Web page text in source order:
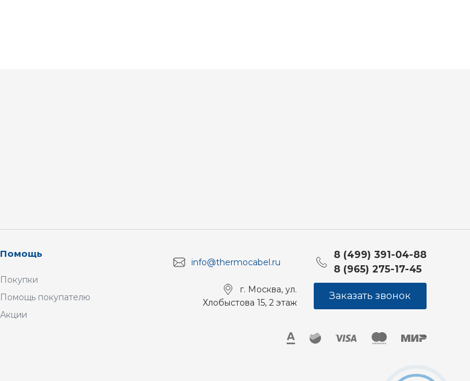
Помощь
Покупки
Помощь покупателю
Акции
info@thermocabel.ru
8 (499) 391-04-88
8 (965) 275-17-45
г. Москва, ул.
Хлобыстова 15, 2 этаж
Заказать звонок